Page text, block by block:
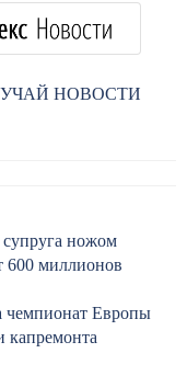
НОВОСТИ
ножом
600 миллионов
чемпионат Европы
капремонта